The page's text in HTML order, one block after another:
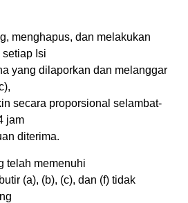
menghapus, dan melakukan
Isi
yang dilaporkan dan melanggar
secara proporsional selambat-
jam
diterima.
telah memenuhi
(a), (b), (c), dan (f) tidak